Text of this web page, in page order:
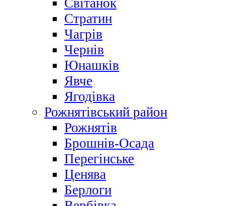
Світанок
Стратин
Чагрів
Чернів
Юнашків
Явче
Ягодівка
Рожнятівський район
Рожнятів
Брошнів-Осада
Перегінське
Ценява
Берлоги